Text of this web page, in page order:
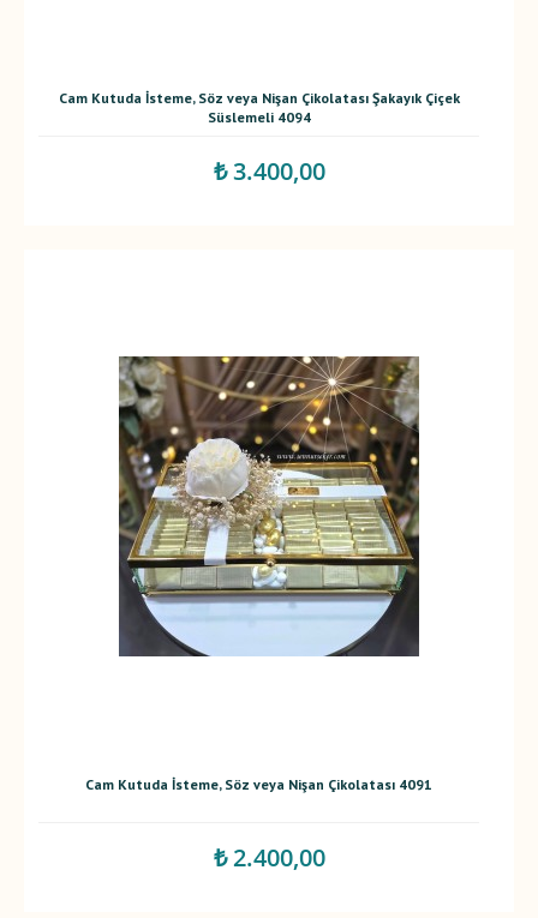
Cam Kutuda İsteme, Söz veya Nişan Çikolatası Şakayık Çiçek
Süslemeli 4094
₺ 3.400,00
Cam Kutuda İsteme, Söz veya Nişan Çikolatası 4091
₺ 2.400,00